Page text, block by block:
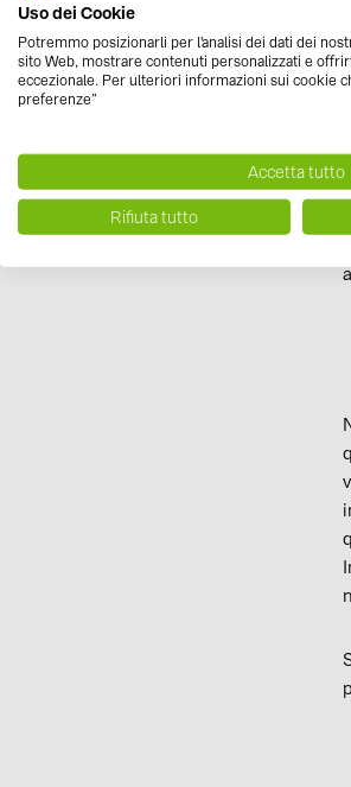
Uso dei Cookie
Potremmo posizionarli per l'analisi dei dati dei
sito Web, mostrare contenuti personalizzati e
eccezionale. Per ulteriori informazioni sui cookie
preferenze”
Accetta tutto
Rifiuta tutto